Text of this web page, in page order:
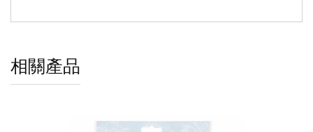
相關產品